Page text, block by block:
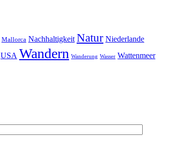
Mallorca Nachhaltigkeit Natur Niederlande
USA Wandern Wanderung Wasser Wattenmeer